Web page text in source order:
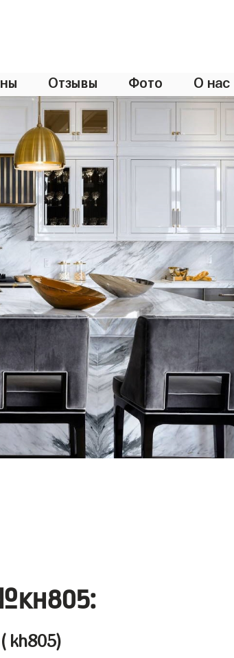
Отзывы Фото О нас
( kh805)